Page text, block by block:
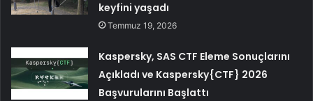
keyfini yaşadı
Temmuz 19, 2026
Kaspersky, SAS CTF Eleme Sonuçlarını
Açıkladı ve Kaspersky{CTF} 2026
Başvurularını Başlattı